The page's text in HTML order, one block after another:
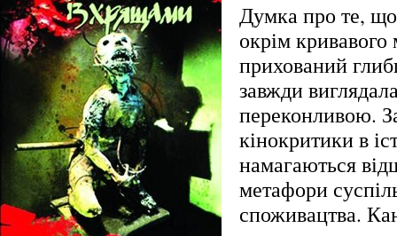
Думка про те,
окрім кривавого
прихований
завжди
переконливою.
кінокритики в
намагаються
метафори
споживацтва.